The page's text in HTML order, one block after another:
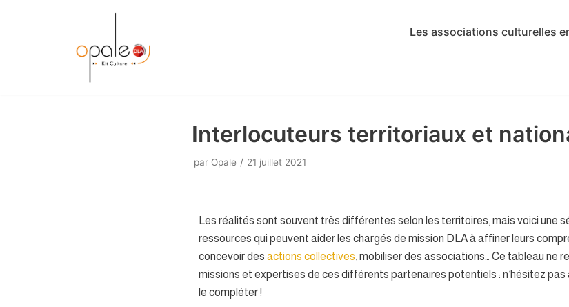
Les associations culturelles
Interlocuteurs territoriaux et
par Opale 21 juillet 2021
Les réalités sont souvent très différentes selon les territoires, mais voici une
ressources qui peuvent aider les chargés de mission DLA à affiner leurs
concevoir desactions collectives, mobiliser des associations… Ce tableau ne
missions et expertises de ces différents partenaires potentiels : n’hésitez
le compléter !